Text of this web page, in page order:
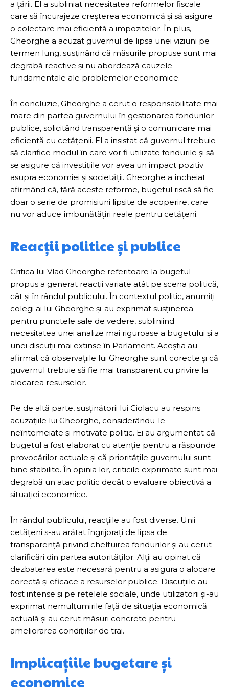
a țării. El a subliniat necesitatea reformelor fiscale
care să încurajeze creșterea economică și să asigure
o colectare mai eficientă a impozitelor. În plus,
Gheorghe a acuzat guvernul de lipsa unei viziuni pe
termen lung, susținând că măsurile propuse sunt mai
degrabă reactive și nu abordează cauzele
fundamentale ale problemelor economice.
În concluzie, Gheorghe a cerut o responsabilitate mai
mare din partea guvernului în gestionarea fondurilor
publice, solicitând transparență și o comunicare mai
eficientă cu cetățenii. El a insistat că guvernul trebuie
să clarifice modul în care vor fi utilizate fondurile și să
se asigure că investițiile vor avea un impact pozitiv
asupra economiei și societății. Gheorghe a încheiat
afirmând că, fără aceste reforme, bugetul riscă să fie
doar o serie de promisiuni lipsite de acoperire, care
nu vor aduce îmbunătățiri reale pentru cetățeni.
Reacții politice și publice
Critica lui Vlad Gheorghe referitoare la bugetul
propus a generat reacții variate atât pe scena politică,
cât și în rândul publicului. În contextul politic, anumiți
colegi ai lui Gheorghe și-au exprimat susținerea
pentru punctele sale de vedere, subliniind
necesitatea unei analize mai riguroase a bugetului și a
unei discuții mai extinse în Parlament. Aceștia au
afirmat că observațiile lui Gheorghe sunt corecte și că
guvernul trebuie să fie mai transparent cu privire la
alocarea resurselor.
Pe de altă parte, susținătorii lui Ciolacu au respins
acuzațiile lui Gheorghe, considerându-le
neîntemeiate și motivate politic. Ei au argumentat că
bugetul a fost elaborat cu atenție pentru a răspunde
provocărilor actuale și că prioritățile guvernului sunt
bine stabilite. În opinia lor, criticile exprimate sunt mai
degrabă un atac politic decât o evaluare obiectivă a
situației economice.
În rândul publicului, reacțiile au fost diverse. Unii
cetățeni s-au arătat îngrijorați de lipsa de
transparență privind cheltuirea fondurilor și au cerut
clarificări din partea autorităților. Alții au opinat că
dezbaterea este necesară pentru a asigura o alocare
corectă și eficace a resurselor publice. Discuțiile au
fost intense și pe rețelele sociale, unde utilizatorii și-au
exprimat nemulțumirile față de situația economică
actuală și au cerut măsuri concrete pentru
ameliorarea condițiilor de trai.
Implicațiile bugetare și
economice